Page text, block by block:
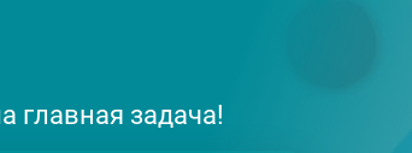
главная задача!